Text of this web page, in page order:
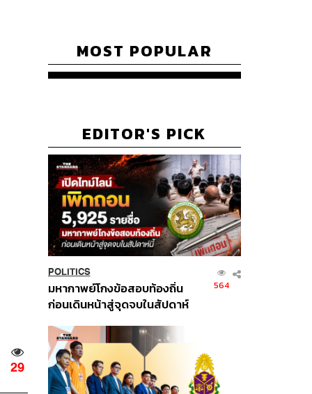
29
MOST POPULAR
EDITOR'S PICK
POLITICS
มหากาพย์โกงข้อสอบท้องถิ่น
ก่อนเดินหน้าสู่จุดจบในสัปดาห์
564